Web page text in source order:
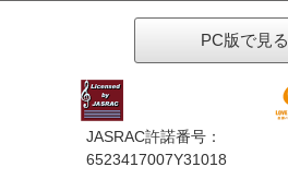
PC版で見る
JASRAC許諾番号：
6523417007Y31018